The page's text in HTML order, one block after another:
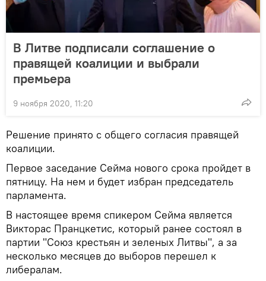
В Литве подписали соглашение о
правящей коалиции и выбрали
премьера
9 ноября 2020, 11:20
Решение принято с общего согласия правящей
коалиции.
Первое заседание Сейма нового срока пройдет в
пятницу. На нем и будет избран председатель
парламента.
В настоящее время спикером Сейма является
Викторас Пранцкетис, который ранее состоял в
партии "Союз крестьян и зеленых Литвы", а за
несколько месяцев до выборов перешел к
либералам.